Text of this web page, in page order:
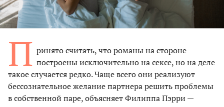
П ринято считать, что романы на стороне
построены исключительно на сексе, но на деле
такое случается редко. Чаще всего они реализуют
бессознательное желание партнера решить проблемы
в собственной паре, объясняет Филиппа Пэрри —